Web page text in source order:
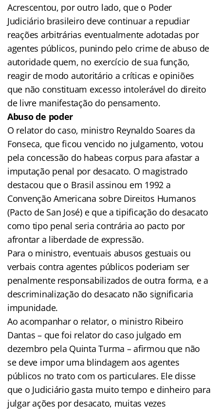
Acrescentou, por outro lado, que o Poder
Judiciário brasileiro deve continuar a repudiar
reações arbitrárias eventualmente adotadas por
agentes públicos, punindo pelo crime de abuso de
autoridade quem, no exercício de sua função,
reagir de modo autoritário a críticas e opiniões
que não constituam excesso intolerável do direito
de livre manifestação do pensamento.
Abuso de poder
O relator do caso, ministro Reynaldo Soares da
Fonseca, que ficou vencido no julgamento, votou
pela concessão do habeas corpus para afastar a
imputação penal por desacato. O magistrado
destacou que o Brasil assinou em 1992 a
Convenção Americana sobre Direitos Humanos
(Pacto de San José) e que a tipificação do desacato
como tipo penal seria contrária ao pacto por
afrontar a liberdade de expressão.
Para o ministro, eventuais abusos gestuais ou
verbais contra agentes públicos poderiam ser
penalmente responsabilizados de outra forma, e a
descriminalização do desacato não significaria
impunidade.
Ao acompanhar o relator, o ministro Ribeiro
Dantas – que foi relator do caso julgado em
dezembro pela Quinta Turma – afirmou que não
se deve impor uma blindagem aos agentes
públicos no trato com os particulares. Ele disse
que o Judiciário gasta muito tempo e dinheiro para
julgar ações por desacato, muitas vezes